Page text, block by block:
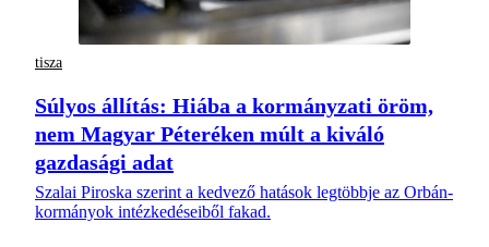
tisza
Súlyos állítás: Hiába a kormányzati öröm,
nem Magyar Péteréken múlt a kiváló
gazdasági adat
Szalai Piroska szerint a kedvező hatások legtöbbje az Orbán-
kormányok intézkedéseiből fakad.